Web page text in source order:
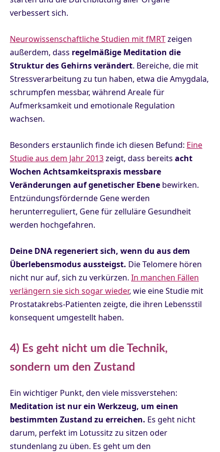
verbessert sich.
Neurowissenschaftliche Studien mit fMRTzeigen
außerdem, dass regelmäßige Meditation die
Struktur des Gehirns verändert. Bereiche, die mit
Stressverarbeitung zu tun haben, etwa die Amygdala,
schrumpfen messbar, während Areale für
Aufmerksamkeit und emotionale Regulation
wachsen.
Besonders erstaunlich finde ich diesen Befund: Eine
Studie aus dem Jahr 2013zeigt, dass bereits acht
Wochen Achtsamkeitspraxis messbare
Veränderungen auf genetischer Ebene bewirken.
Entzündungsfördernde Gene werden
herunterreguliert, Gene für zelluläre Gesundheit
werden hochgefahren.
Deine DNA regeneriert sich, wenn du aus dem
Überlebensmodus aussteigst. Die Telomere hören
nicht nur auf, sich zu verkürzen. In manchen Fällen
verlängern sie sich sogar wieder, wie eine Studie mit
Prostatakrebs-Patienten zeigte, die ihren Lebensstil
konsequent umgestellt haben.
4) Es geht nicht um die Technik,
sondern um den Zustand
Ein wichtiger Punkt, den viele missverstehen:
Meditation ist nur ein Werkzeug, um einen
bestimmten Zustand zu erreichen. Es geht nicht
darum, perfekt im Lotussitz zu sitzen oder
stundenlang zu üben. Es geht um den